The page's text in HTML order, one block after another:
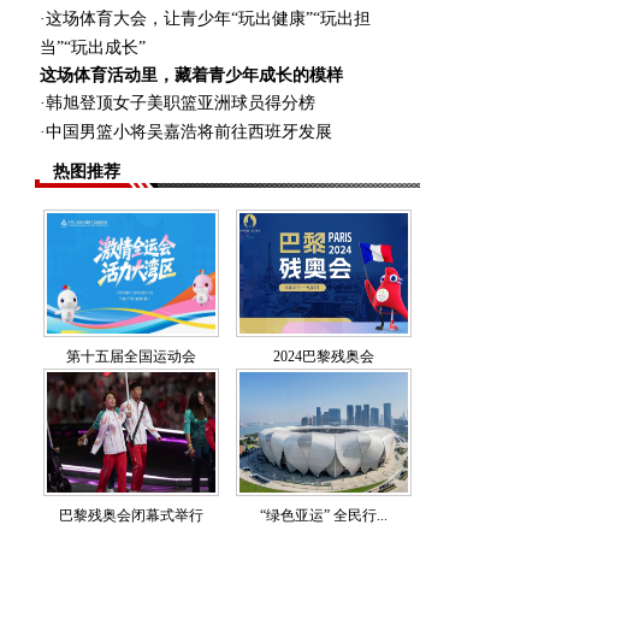
·这场体育大会，让青少年“玩出健康”“玩出担
当”“玩出成长”
这场体育活动里，藏着青少年成长的模样
·韩旭登顶女子美职篮亚洲球员得分榜
·中国男篮小将吴嘉浩将前往西班牙发展
热图推荐
第十五届全国运动会 2024巴黎残奥会
巴黎残奥会闭幕式举行 “绿色亚运” 全民行...